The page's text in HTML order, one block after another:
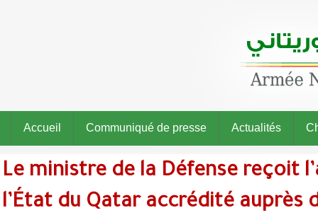
Accueil Communiqué de presse Actualités
Le ministre de la Défense reçoit
l’État du Qatar accrédité auprès